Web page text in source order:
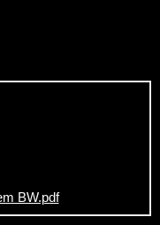
BW.pdf